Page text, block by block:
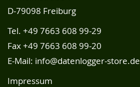
D-79098 Freiburg
Tel. +49 7663 608 99-29
Fax +49 7663 608 99-20
E-Mail: info@datenlogger-store.de
Impressum